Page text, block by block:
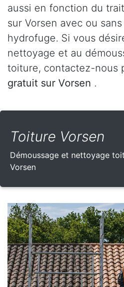
aussi en fonction du
sur Vorsen avec ou
hydrofuge. Si vous
nettoyage et au
toiture, contactez-nous
gratuit sur Vorsen .
Toiture Vorsen
Démoussage et nettoyage
Vorsen